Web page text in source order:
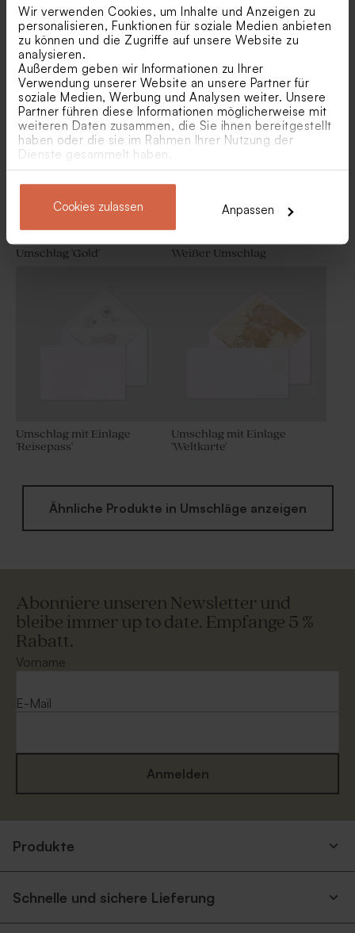
Wir verwenden Cookies, um Inhalte und Anzeigen zu
personalisieren, Funktionen für soziale Medien anbieten
zu können und die Zugriffe auf unsere Website zu
analysieren.
Außerdem geben wir Informationen zu Ihrer
Verwendung unserer Website an unsere Partner für
soziale Medien, Werbung und Analysen weiter. Unsere
Partner führen diese Informationen möglicherweise mit
weiteren Daten zusammen, die Sie ihnen bereitgestellt
haben oder die sie im Rahmen Ihrer Nutzung der
Dienste gesammelt haben.
Cookies zulassen Anpassen
Eukalyptus Umschlag mit
spitzer Klappe
Eleganter Umschlag mit rosa
Namen
Umschlag 'Gold' Weißer Umschlag
Umschlag mit Einlage
'Reisepass'
Umschlag mit Einlage
'Weltkarte'
Ähnliche Produkte in Umschläge anzeigen
Abonniere unseren Newsletter und
bleibe immer up to date. Empfange 5 %
Rabatt.
Vorname
E-Mail
Anmelden
Produkte
Schnelle und sichere Lieferung